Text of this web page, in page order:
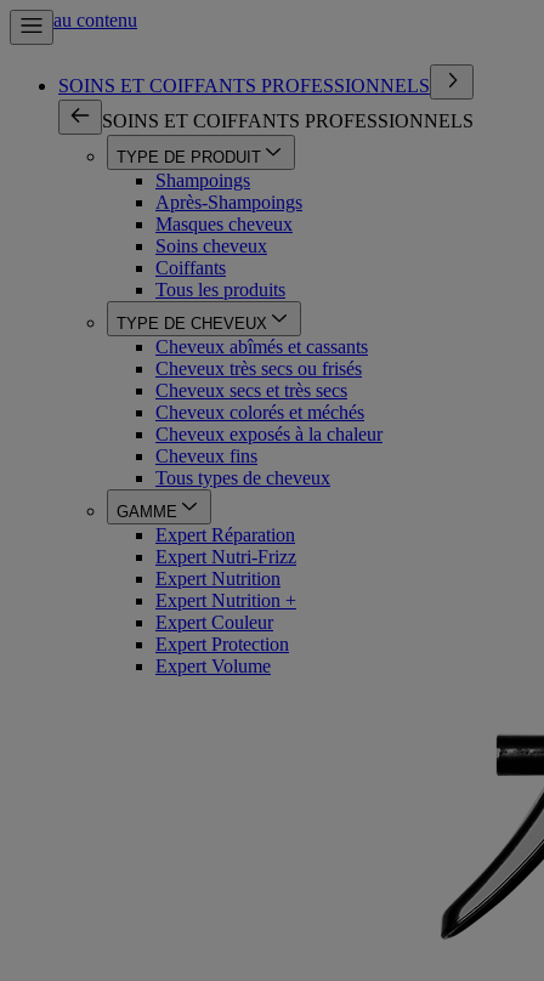
Aller au contenu
SOINS ET COIFFANTS PROFESSIONNELS
SOINS ET COIFFANTS PROFESSIONNELS
TYPE DE PRODUIT
Shampoings
Après-Shampoings
Masques cheveux
Soins cheveux
Coiffants
Tous les produits
TYPE DE CHEVEUX
Cheveux abîmés et cassants
Cheveux très secs ou frisés
Cheveux secs et très secs
Cheveux colorés et méchés
Cheveux exposés à la chaleur
Cheveux fins
Tous types de cheveux
GAMME
Expert Réparation
Expert Nutri-Frizz
Expert Nutrition
Expert Nutrition +
Expert Couleur
Expert Protection
Expert Volume